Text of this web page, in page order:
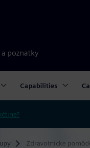
a poznatky
Capabilities
Zdravotnícke